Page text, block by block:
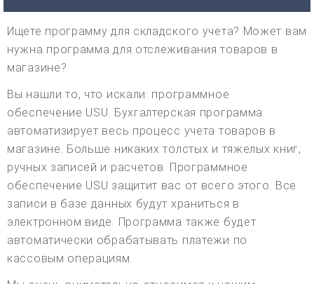
Ищете программу для складского учета? Может вам
нужна программа для отслеживания товаров в
магазине?
Вы нашли то, что искали: программное
обеспечение USU. Бухгалтерская программа
автоматизирует весь процесс учета товаров в
магазине. Больше никаких толстых и тяжелых книг,
ручных записей и расчетов. Программное
обеспечение USU защитит вас от всего этого. Все
записи в базе данных будут храниться в
электронном виде. Программа также будет
автоматически обрабатывать платежи по
кассовым операциям.